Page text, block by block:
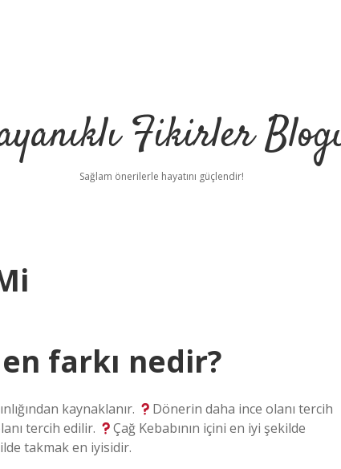
Fikirler
Sağlam önerilerle hayatını güçlendir!
farkı nedir?
kaynaklanır.
Dönerin daha ince olanı tercih
tercih edilir.
Çağ Kebabının içini en iyi şekilde
takmak en iyisidir.